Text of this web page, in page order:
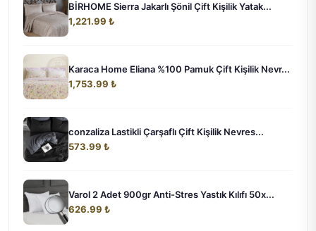
BİRHOME Sierra Jakarlı Şönil Çift Kişilik Yatak...
1,221.99 ₺
Karaca Home Eliana %100 Pamuk Çift Kişilik Nevr...
1,753.99 ₺
conzaliza Lastikli Çarşaflı Çift Kişilik Nevres...
573.99 ₺
Varol 2 Adet 900gr Anti-Stres Yastık Kılıfı 50x...
626.99 ₺